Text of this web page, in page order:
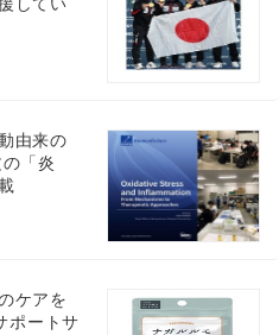
してい
由来の
「炎
ケアを
ポートサ